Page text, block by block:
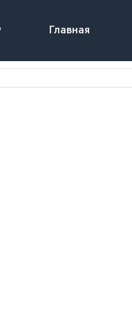
Главная